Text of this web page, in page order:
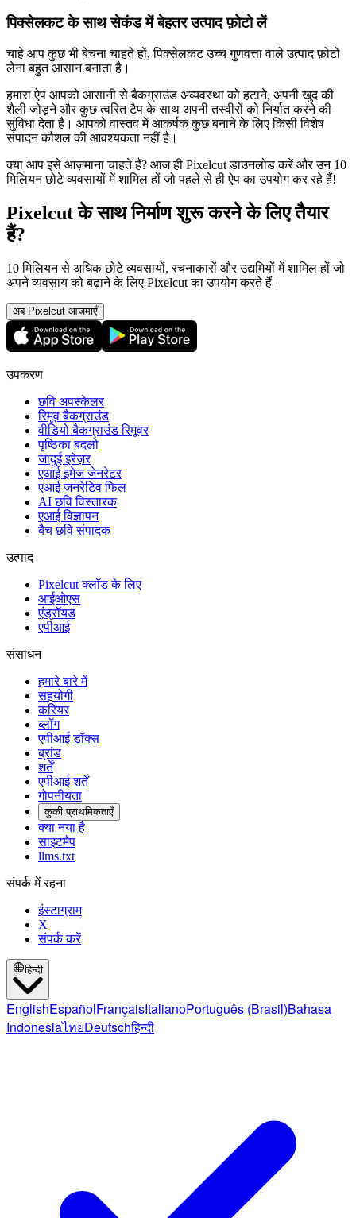
पिक्सेलकट के साथ सेकंड में बेहतर उत्पाद फ़ोटो लें
चाहे आप कुछ भी बेचना चाहते हों, पिक्सेलकट उच्च गुणवत्ता वाले उत्पाद फ़ोटो
लेना बहुत आसान बनाता है।
हमारा ऐप आपको आसानी से बैकग्राउंड अव्यवस्था को हटाने, अपनी खुद की
शैली जोड़ने और कुछ त्वरित टैप के साथ अपनी तस्वीरों को निर्यात करने की
सुविधा देता है। आपको वास्तव में आकर्षक कुछ बनाने के लिए किसी विशेष
संपादन कौशल की आवश्यकता नहीं है।
क्या आप इसे आज़माना चाहते हैं? आज ही Pixelcut डाउनलोड करें और उन 10
मिलियन छोटे व्यवसायों में शामिल हों जो पहले से ही ऐप का उपयोग कर रहे हैं!
Pixelcut के साथ निर्माण शुरू करने के लिए तैयार
हैं?
10 मिलियन से अधिक छोटे व्यवसायों, रचनाकारों और उद्यमियों में शामिल हों जो
अपने व्यवसाय को बढ़ाने के लिए Pixelcut का उपयोग करते हैं।
अब Pixelcut आज़माएँ
उपकरण
छवि अपस्केलर
रिमूव बैकग्राउंड
वीडियो बैकग्राउंड रिमूवर
पृष्ठिका बदलो
जादुई इरेज़र
एआई इमेज जेनरेटर
एआई जनरेटिव फिल
AI छवि विस्तारक
एआई विज्ञापन
बैच छवि संपादक
उत्पाद
Pixelcut क्लॉड के लिए
आईओएस
एंड्रॉयड
एपीआई
संसाधन
हमारे बारे में
सहयोगी
करियर
ब्लॉग
एपीआई डॉक्स
ब्रांड
शर्तें
एपीआई शर्तें
गोपनीयता
कुकी प्राथमिकताएँ
क्या नया है
साइटमैप
llms.txt
संपर्क में रहना
इंस्टाग्राम
X
संपर्क करें
हिन्दी
EnglishEspañolFrançaisItalianoPortuguês (Brasil)Bahasa
IndonesiaไทยDeutschहिन्दी